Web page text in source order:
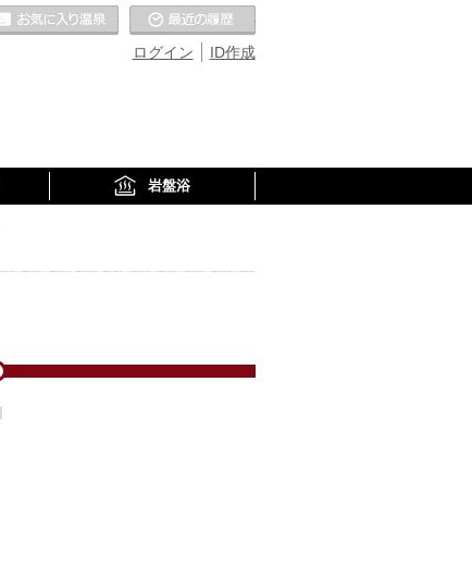
ID作成
ログイン
お気に入りの温泉
岩盤浴